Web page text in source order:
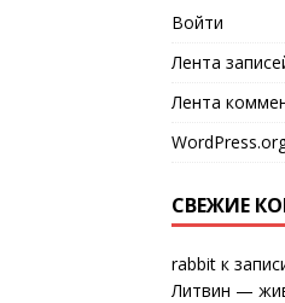
Войти
Лента
Лента
СВЕЖИЕ
rabbitк
Литвин —